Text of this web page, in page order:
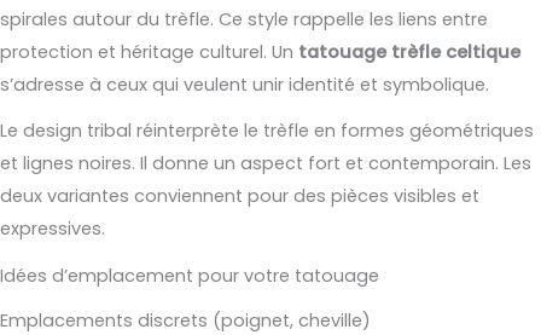
spirales autour du trèfle. Ce style rappelle les liens entre
protection et héritage culturel. Un tatouage trèfle celtique
s’adresse à ceux qui veulent unir identité et symbolique.
Le design tribal réinterprète le trèfle en formes géométriques
et lignes noires. Il donne un aspect fort et contemporain. Les
deux variantes conviennent pour des pièces visibles et
expressives.
Idées d’emplacement pour votre tatouage
Emplacements discrets (poignet, cheville)